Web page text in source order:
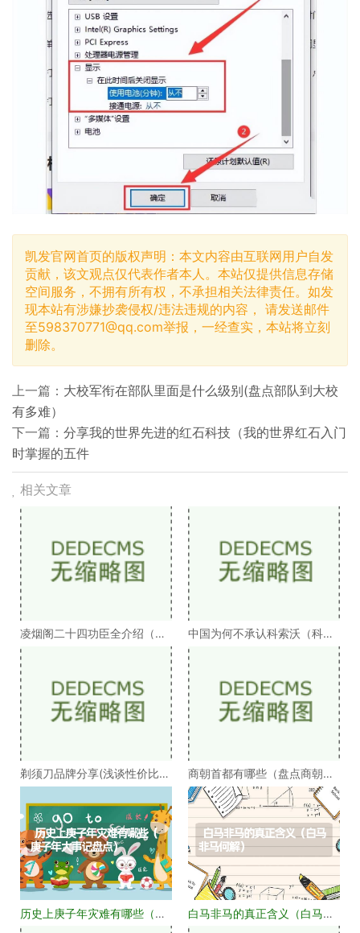
凯发官网首页的版权声明：本文内容由互联网用户自发
贡献，该文观点仅代表作者本人。本站仅提供信息存储
空间服务，不拥有所有权，不承担相关法律责任。如发
现本站有涉嫌抄袭侵权/违法违规的内容， 请发送邮件
至598370771@qq.com举报，一经查实，本站将立刻
删除。
上一篇： 大校军衔在部队里面是什么级别(盘点部队到大校
有多难）
下一篇： 分享我的世界先进的红石科技（我的世界红石入门
时掌握的五件
相关文章
凌烟阁二十四功臣全介绍（凌
中国为何不承认科索沃（科索
剃须刀品牌分享(浅谈性价比高
的剃须刀品牌）
商朝首都有哪些（盘点商朝的
十几个首都）
历史上庚子年灾难有哪些（庚
子年大事记盘点）
白马非马的真正含义（白马非
马何解）